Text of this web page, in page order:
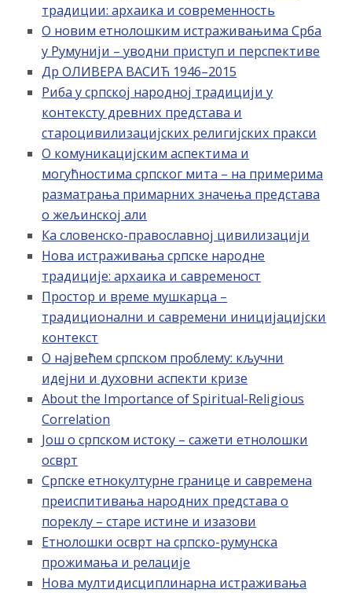
традиции: архаика и современность
О новим етнолошким истраживањима Срба
у Румунији – уводни приступ и перспективе
Др ОЛИВЕРА ВАСИЋ 1946–2015
Риба у српској народној традицији у
контексту древних представа и
староцивилизацијских религијских пракси
О комуникацијским аспектима и
могућностима српског мита – на примерима
разматрања примарних значења представа
о жељинској али
Ка словенско-православној цивилизацији
Нова истраживања српске народне
традиције: архаика и савременост
Простор и време мушкарца –
традиционални и савремени иницијацијски
контекст
О највећем српском проблему: кључни
идејни и духовни аспекти кризе
About the Importance of Spiritual-Religious
Correlation
Још о српском истоку – сажети етнолошки
осврт
Српске етнокултурне границе и савремена
преиспитивања народних представа о
пореклу – старе истине и изазови
Етнолошки осврт на српско-румунска
прожимања и релације
Нова мултидисциплинарна истраживања